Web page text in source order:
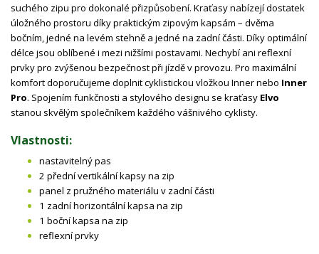
suchého zipu pro dokonalé přizpůsobení. Kraťasy nabízejí dostatek
úložného prostoru díky praktickým zipovým kapsám – dvěma
bočním, jedné na levém stehně a jedné na zadní části. Díky optimální
délce jsou oblíbené i mezi nižšími postavami. Nechybí ani reflexní
prvky pro zvýšenou bezpečnost při jízdě v provozu. Pro maximální
komfort doporučujeme doplnit cyklistickou vložkou Inner nebo Inner
Pro. Spojením funkčnosti a stylového designu se kraťasy Elvo
stanou skvělým společníkem každého vášnivého cyklisty.
Vlastnosti:
nastavitelný pas
2 přední vertikální kapsy na zip
panel z pružného materiálu v zadní části
1 zadní horizontální kapsa na zip
1 boční kapsa na zip
reflexní prvky